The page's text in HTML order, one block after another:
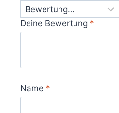
Deine Bewertung *
Name *